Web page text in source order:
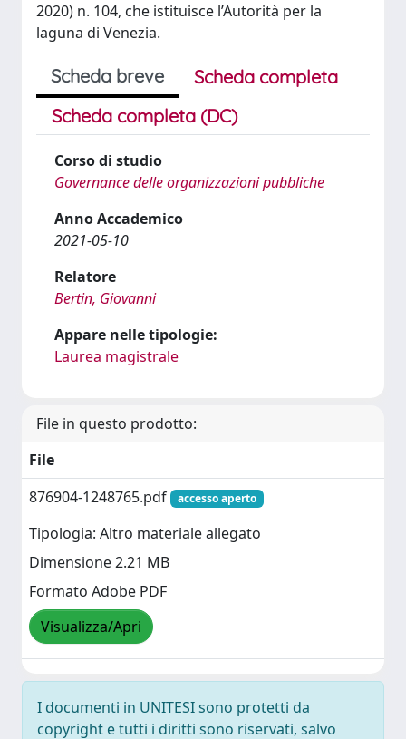
2020) n. 104, che istituisce l’Autorità per la
laguna di Venezia.
Scheda breve
Scheda completa
Scheda completa (DC)
Corso di studio
Governance delle organizzazioni pubbliche
Anno Accademico
2021-05-10
Relatore
Bertin, Giovanni
Appare nelle tipologie:
Laurea magistrale
File in questo prodotto:
File
876904-1248765.pdf
accesso aperto
Tipologia: Altro materiale allegato
Dimensione 2.21 MB
Formato Adobe PDF
Visualizza/Apri
I documenti in UNITESI sono protetti da
copyright e tutti i diritti sono riservati, salvo